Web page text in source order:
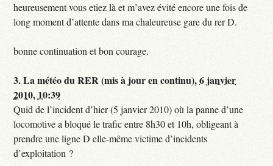
heureusement vous etiez là et m’avez évité encore une fois de
long moment d’attente dans ma chaleureuse gare du rer D.
bonne continuation et bon courage.
3.La météo du RER (mis à jour en continu),6 janvier
2010, 10:39
Quid de l’incident d’hier (5 janvier 2010) où la panne d’une
locomotive a bloqué le trafic entre 8h30 et 10h, obligeant à
prendre une ligne D elle-même victime d’incidents
d’exploitation ?